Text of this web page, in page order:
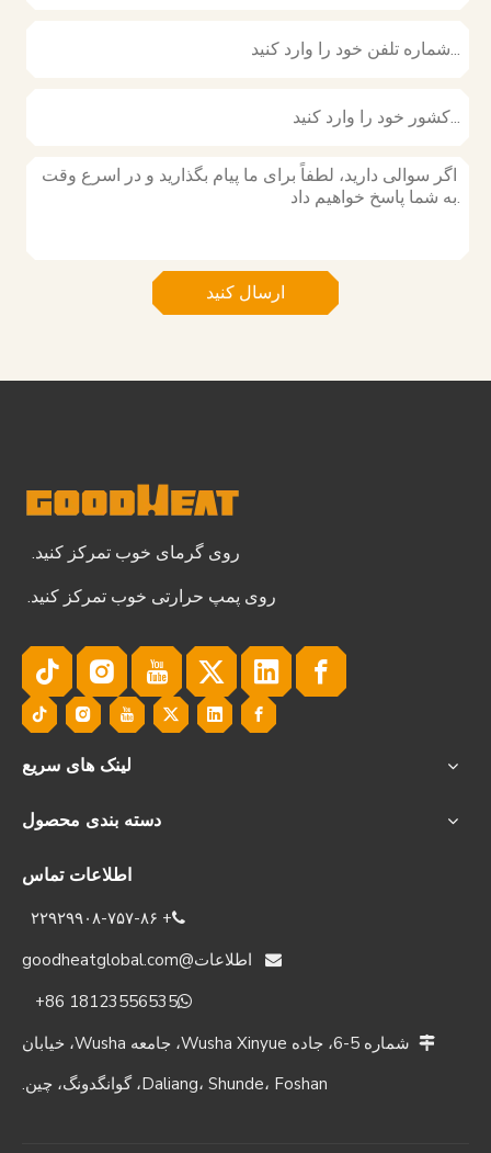
ارسال کنید
روی گرمای خوب تمرکز کنید.
روی پمپ حرارتی خوب تمرکز کنید.
لینک های سریع
دسته بندی محصول
اطلاعات تماس
‎۲۲۹۲۹۹۰۸-۷۵۷-۸۶ +
 اطلاعات@goodheatglobal.com

‎+86 18123556535‎

شماره 5-6، جاده Wusha Xinyue، جامعه Wusha، خیابان
Daliang، Shunde، Foshan، گوانگدونگ، چین.